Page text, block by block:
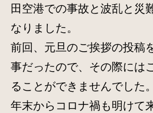
田空港での事故と波乱と災
なりました。
前回、元旦のご挨拶の投稿
事だったので、その際には
ることができませんでした。
年末からコロナ禍も明けて